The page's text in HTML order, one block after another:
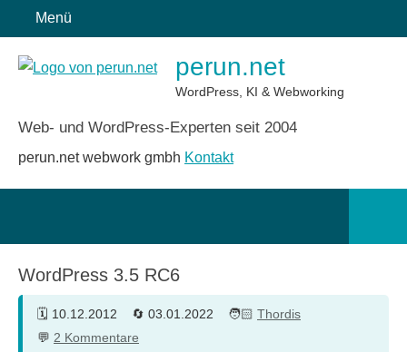
Inhalt
springen
Menü
perun.net
WordPress, KI & Webworking
Web- und WordPress-Experten seit 2004
perun.net webwork gmbh Kontakt
WordPress 3.5 RC6
10.12.2012 03.01.2022
Thordis
2 Kommentare